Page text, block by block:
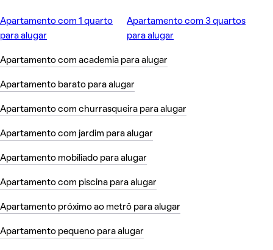
Apartamento com 1 quarto
para alugar
Apartamento com 3 quartos
para alugar
Apartamento com academia para alugar
Apartamento barato para alugar
Apartamento com churrasqueira para alugar
Apartamento com jardim para alugar
Apartamento mobiliado para alugar
Apartamento com piscina para alugar
Apartamento próximo ao metrô para alugar
Apartamento pequeno para alugar